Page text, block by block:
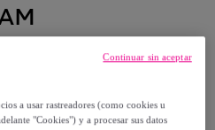
180cm diseño
de franela, 180cm
a usar rastreadores (como cookies u
"Cookies") y a procesar sus datos
Continuar sin aceptar